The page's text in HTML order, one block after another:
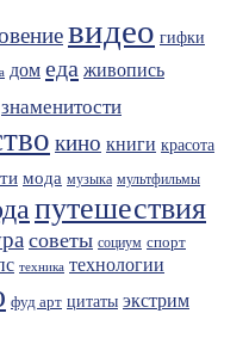
видео гифки
дом еда живопись
знаменитости
кино книги красота
мода музыка мультфильмы
путешествия
советы социум спорт
техника технологии
фуд арт цитаты экстрим